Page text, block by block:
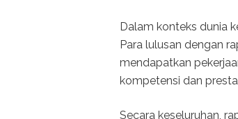
Dalam konteks dunia
Para lulusan dengan
mendapatkan
kompetensi dan
Secara keseluruhan,